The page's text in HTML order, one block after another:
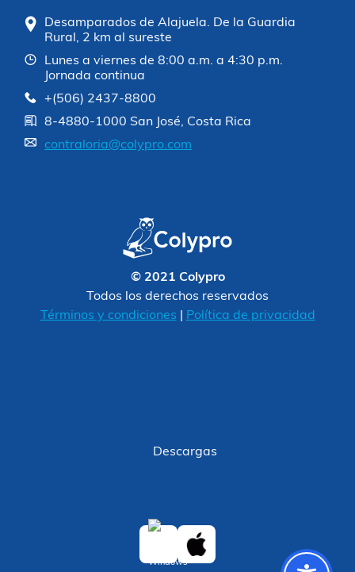
Desamparados de Alajuela. De la Guardia
Rural, 2 km al sureste
Lunes a viernes de 8:00 a.m. a 4:30 p.m.
Jornada continua
+(506) 2437-8800
8-4880-1000 San José, Costa Rica
contraloria@colypro.com
© 2021 Colypro
Todos los derechos reservados
Términos y condiciones
Política de privacidad
Descargas